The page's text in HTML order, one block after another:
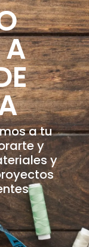
A
a tu
y
y